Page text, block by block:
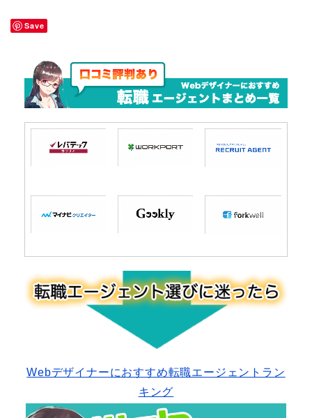
Save
Webデザイナーにおすすめ転職エージェントラン
キング